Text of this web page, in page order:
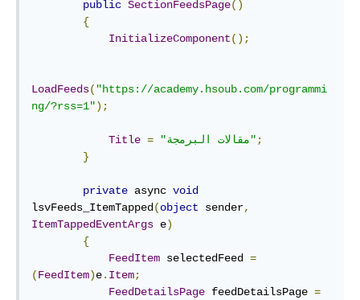
public SectionFeedsPage()
{
InitializeComponent();
LoadFeeds( "https://academy.hsoub.com/programmi
ng/?rss=1");
Title = "مقالات البرمجة" ;
}
private async void
lsvFeeds_ItemTapped (object sender,
ItemTappedEventArgs e)
{
FeedItem selectedFeed =
(FeedItem)e. Item;
FeedDetailsPage feedDetailsPage =